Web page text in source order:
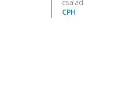
család
CPH